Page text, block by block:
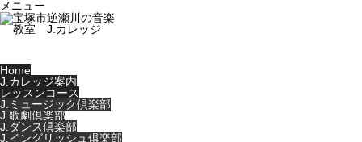
メニュー
Home
J.カレッジ案内
レッスンコース
J.ミュージック倶楽部
J.歌劇倶楽部
J.ダンス倶楽部
J.イングリッシュ倶楽部